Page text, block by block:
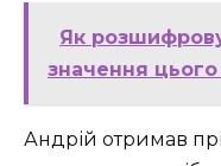
Як
значення цього
Андрій отримав